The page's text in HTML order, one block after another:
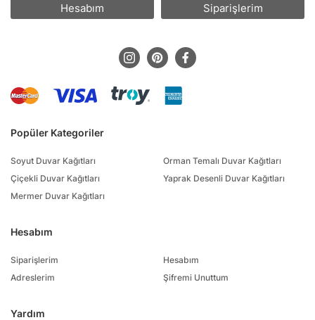
Popüler Kategoriler
Soyut Duvar Kağıtları
Çiçekli Duvar Kağıtları
Mermer Duvar Kağıtları
Orman Temalı Duvar Kağıtları
Yaprak Desenli Duvar Kağıtları
Hesabım
Siparişlerim
Adreslerim
Hesabım
Şifremi Unuttum
Yardım
Hesabım Siparişlerim